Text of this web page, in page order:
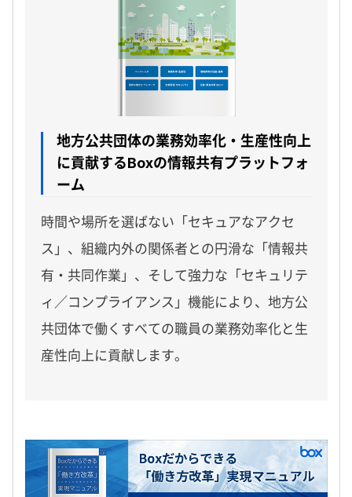
地方公共団体の業務効率化・生産性向上
に貢献するBoxの情報共有プラットフォ
ーム
時間や場所を選ばない「セキュアなアクセ
ス」、組織内外の関係者との円滑な「情報共
有・共同作業」、そして強力な「セキュリテ
ィ／コンプライアンス」機能により、地方公
共団体で働くすべての職員の業務効率化と生
産性向上に貢献します。